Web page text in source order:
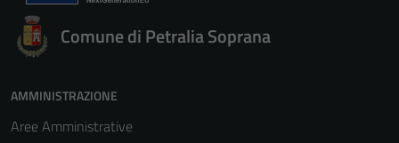
Comune di Petralia Soprana
AMMINISTRAZIONE
Aree Amministrative